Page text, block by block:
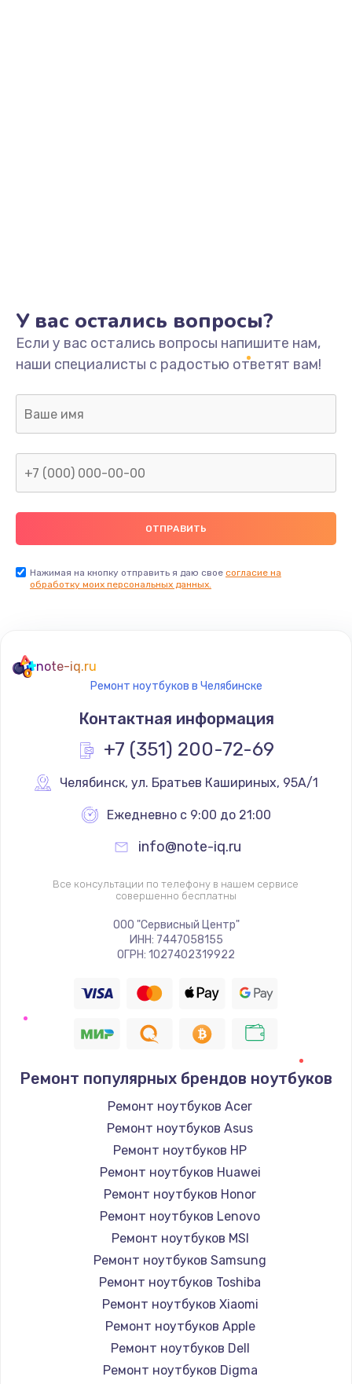
У вас остались вопросы?
Если у вас остались вопросы напишите нам,
наши специалисты с радостью ответят вам!
Нажимая на кнопку отправить я даю свое согласие на
обработку моих персональных данных.
note-iq.ru
Ремонт ноутбуков в Челябинске
Контактная информация
+7 (351) 200-72-69
Челябинск, ул. Братьев Кашириных, 95А/1
Ежедневно с 9:00 до 21:00
info@note-iq.ru
Все консультации по телефону в нашем сервисе
совершенно бесплатны
ООО "Сервисный Центр"
ИНН: 7447058155
ОГРН: 1027402319922
Ремонт популярных брендов ноутбуков
Ремонт ноутбуков Acer
Ремонт ноутбуков Asus
Ремонт ноутбуков HP
Ремонт ноутбуков Huawei
Ремонт ноутбуков Honor
Ремонт ноутбуков Lenovo
Ремонт ноутбуков MSI
Ремонт ноутбуков Samsung
Ремонт ноутбуков Toshiba
Ремонт ноутбуков Xiaomi
Ремонт ноутбуков Apple
Ремонт ноутбуков Dell
Ремонт ноутбуков Digma